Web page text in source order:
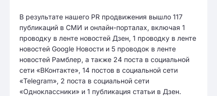
В результате нашего PR продвижения вышло 117
публикаций в СМИ и онлайн-порталах, включая 1
проводку в ленте новостей Дзен, 1 проводку в ленте
новостей Google Новости и 5 проводок в ленте
новостей Рамблер, а также 24 поста в социальной
сети «ВКонтакте», 14 постов в социальной сети
«Telegram», 2 поста в социальной сети
«Одноклассники» и 1 публикация статьи в Дзен.